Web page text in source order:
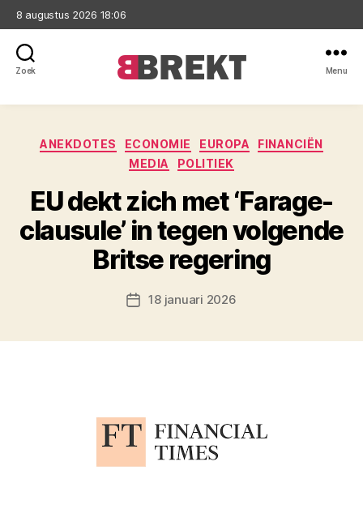
8 augustus 2026 18:06
Zoek Menu
Categorieën
ANEKDOTES ECONOMIE EUROPA
FINANCIËN
MEDIA
POLITIEK
EU dekt zich met ‘Farage-
clausule’ in tegen volgende
Britse regering
Berichtdatum
18 januari 2026